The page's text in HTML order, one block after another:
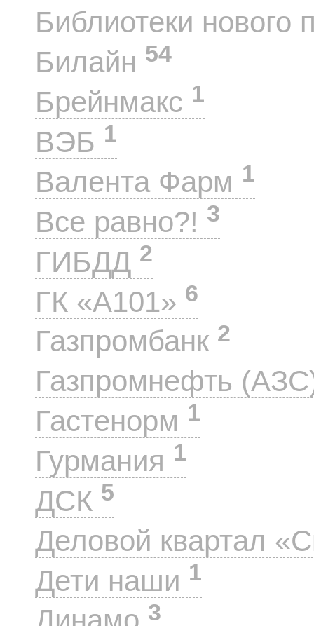
Библиотеки нового
Билайн 54
Брейнмакс 1
ВЭБ 1
Валента Фарм 1
Все равно?! 3
ГИБДД 2
ГК «А101» 6
Газпромбанк 2
Газпромнефть
Гастенорм 1
Гурмания 1
ДСК 5
Деловой квартал
Дети наши 1
3